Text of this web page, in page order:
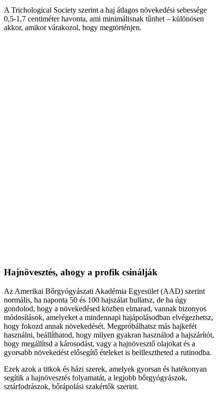
A Trichological Society szerint a haj átlagos növekedési sebessége
0,5-1,7 centiméter havonta, ami minimálisnak tűnhet – különösen
akkor, amikor várakozol, hogy megtörténjen.
Hajnövesztés, ahogy a profik csinálják
Az Amerikai Bőrgyógyászati Akadémia Egyesület (AAD) szerint
normális, ha naponta 50 és 100 hajszálat hullatsz, de ha úgy
gondolod, hogy a növekedésed közben elmarad, vannak bizonyos
módosítások, amelyeket a mindennapi hajápolásodban elvégezhetsz,
hogy fokozd annak növekedését. Megpróbálhatsz más hajkefét
használni, beállíthatod, hogy milyen gyakran használod a hajszárítót,
hogy megállítsd a károsodást, vagy a hajnövesztő olajokat és a
gyorsabb növekedést elősegítő ételeket is beillesztheted a rutinodba.
Ezek azok a titkok és házi szerek, amelyek gyorsan és hatékonyan
segítik a hajnövesztés folyamatát, a legjobb bőrgyógyászok,
sztárfodrászok, bőrápolási szakértők szerint.